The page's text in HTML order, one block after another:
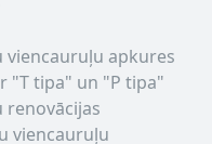
viencauruļu apkures
"T tipa" un "P tipa"
renovācijas
viencauruļu